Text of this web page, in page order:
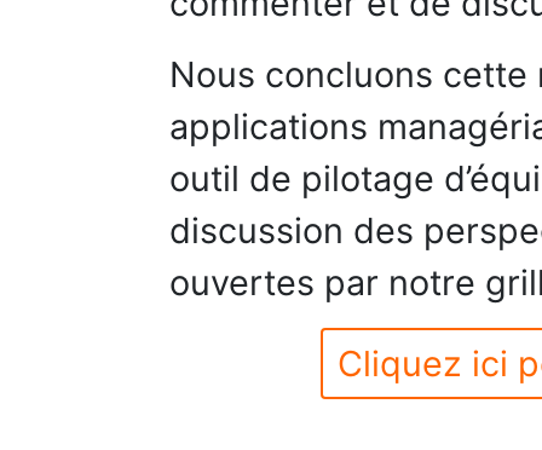
Nous concluons
applications
outil de pilotage
discussion des
ouvertes par notre
Cliquez ici